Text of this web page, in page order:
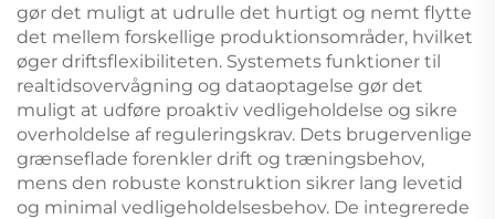
gør det muligt at udrulle det hurtigt og nemt flytte
det mellem forskellige produktionsområder, hvilket
øger driftsflexibiliteten. Systemets funktioner til
realtidsovervågning og dataoptagelse gør det
muligt at udføre proaktiv vedligeholdelse og sikre
overholdelse af reguleringskrav. Dets brugervenlige
grænseflade forenkler drift og træningsbehov,
mens den robuste konstruktion sikrer lang levetid
og minimal vedligeholdelsesbehov. De integrerede